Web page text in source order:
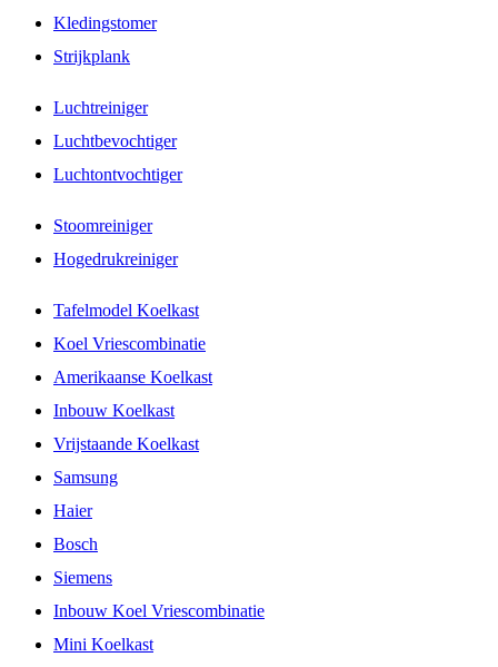
Kledingstomer
Strijkplank
Luchtreiniger
Luchtbevochtiger
Luchtontvochtiger
Stoomreiniger
Hogedrukreiniger
Tafelmodel Koelkast
Koel Vriescombinatie
Amerikaanse Koelkast
Inbouw Koelkast
Vrijstaande Koelkast
Samsung
Haier
Bosch
Siemens
Inbouw Koel Vriescombinatie
Mini Koelkast